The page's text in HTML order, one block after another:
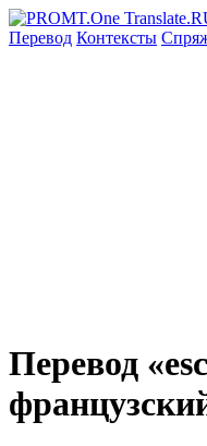
Перевод Контексты
Перевод